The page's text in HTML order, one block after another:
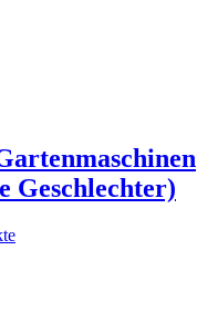
Geschlechter)